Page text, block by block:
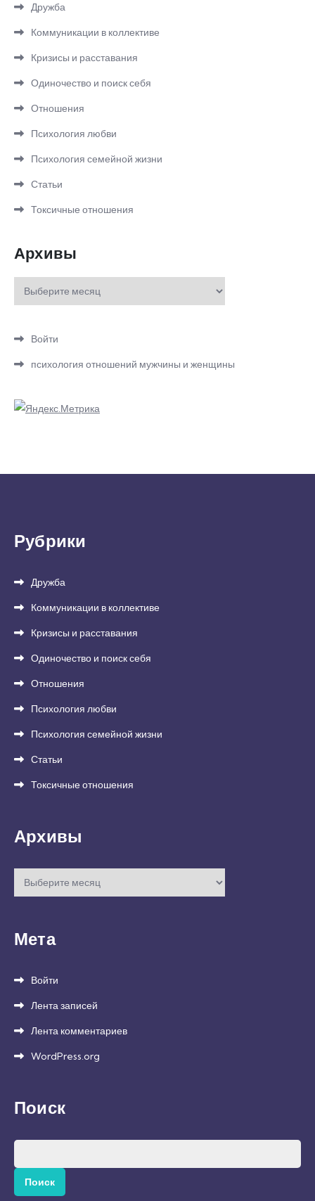
Дружба
Коммуникации в коллективе
Кризисы и расставания
Одиночество и поиск себя
Отношения
Психология любви
Психология семейной жизни
Статьи
Токсичные отношения
Архивы
Архивы
Войти
психология отношений мужчины и женщины
Рубрики
Дружба
Коммуникации в коллективе
Кризисы и расставания
Одиночество и поиск себя
Отношения
Психология любви
Психология семейной жизни
Статьи
Токсичные отношения
Архивы
Архивы
Мета
Войти
Лента записей
Лента комментариев
WordPress.org
Поиск